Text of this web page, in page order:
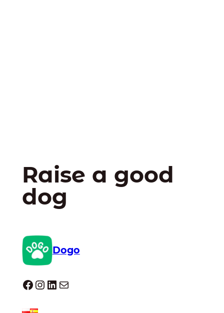
Raise a good
dog
Dogo
Dogo facebook InstagramLinkedIn E-mail